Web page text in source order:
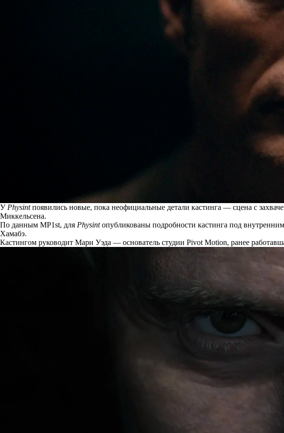
У Physintпоявились новые, пока неофициальные детали кастинга — сцена с
Миккельсена.
По данным MP1st, для Physint опубликованы подробности кастинга под
Хамабэ.
Кастингом руководит Мари Уэда — основатель студии Pivot Motion, ранее